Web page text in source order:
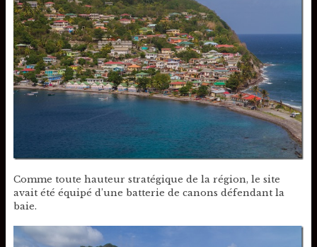
Comme toute hauteur stratégique de la région, le site
avait été équipé d’une batterie de canons défendant la
baie.